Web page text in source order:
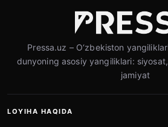
Pressa.uz – O‘zbekiston
dunyoning asosiy yangiliklari:
jamiyat
LOYIHA HAQIDA